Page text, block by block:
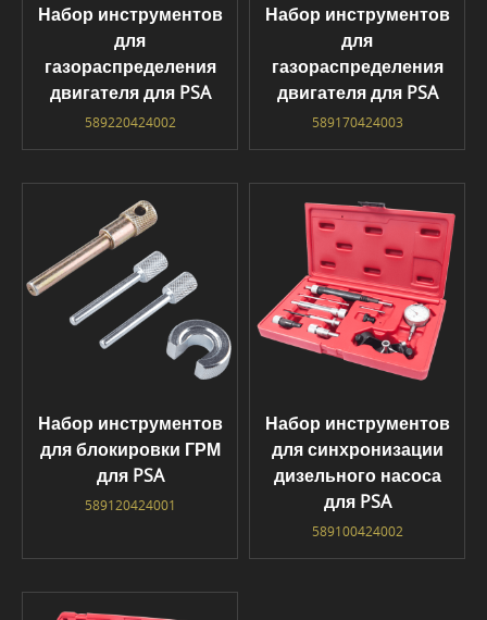
Набор инструментов
для
газораспределения
двигателя для PSA
589220424002
Набор инструментов
для
газораспределения
двигателя для PSA
589170424003
Набор инструментов
для блокировки ГРМ
для PSA
589120424001
Набор инструментов
для синхронизации
дизельного насоса
для PSA
589100424002